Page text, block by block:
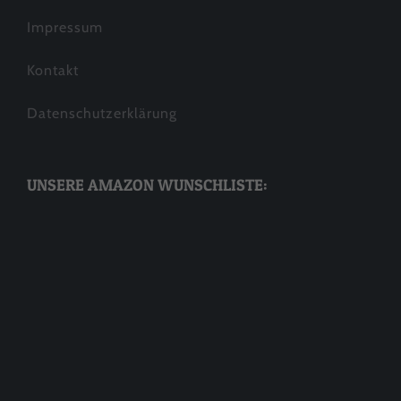
Impressum
Kontakt
Datenschutzerklärung
UNSERE AMAZON WUNSCHLISTE: